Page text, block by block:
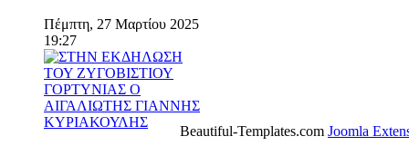
Πέμπτη, 27 Μαρτίου 2025
19:27
Beautiful-Templates.com Joomla